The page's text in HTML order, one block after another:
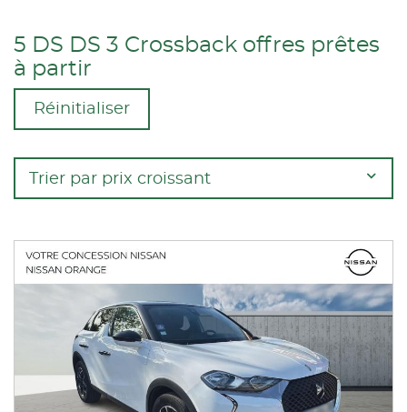
5 DS DS 3 Crossback offres prêtes
à partir
Réinitialiser
Trier par prix croissant